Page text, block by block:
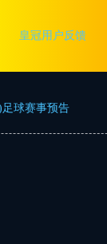
皇冠用户反馈
足球赛事预告